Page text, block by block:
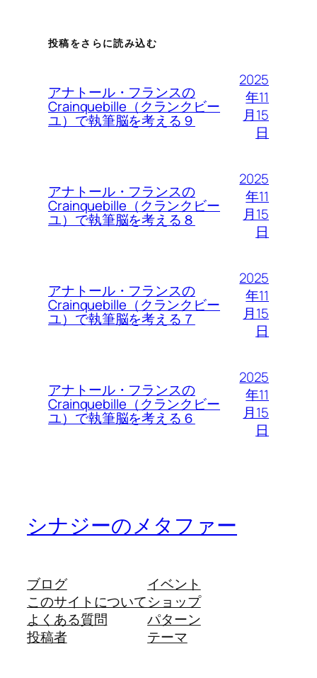
投稿をさらに読み込む
アナトール・フランスの
Crainquebille（クランクビー
ユ）で執筆脳を考える９
2025
年11
月15
日
アナトール・フランスの
Crainquebille（クランクビー
ユ）で執筆脳を考える８
2025
年11
月15
日
アナトール・フランスの
Crainquebille（クランクビー
ユ）で執筆脳を考える７
2025
年11
月15
日
アナトール・フランスの
Crainquebille（クランクビー
ユ）で執筆脳を考える６
2025
年11
月15
日
シナジーのメタファー
ブログ
このサイトについて
よくある質問
投稿者
イベント
ショップ
パターン
テーマ